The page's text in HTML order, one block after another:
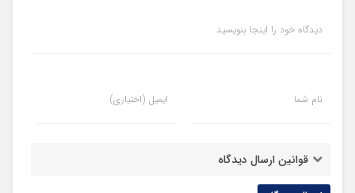
دیدگاه خود را اینجا بنویسید
نام شما ایمیل (اختیاری)
قوانین ارسال دیدگاه